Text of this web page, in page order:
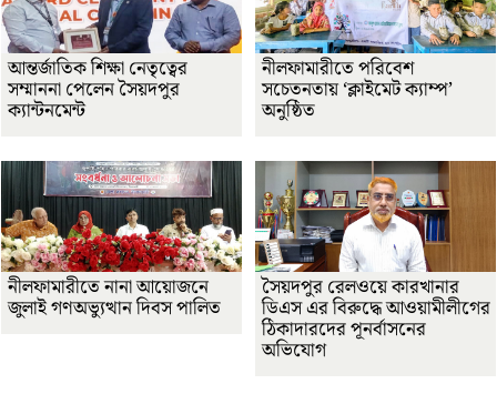
আন্তর্জাতিক শিক্ষা নেতৃত্বের
সম্মাননা পেলেন সৈয়দপুর
ক্যান্টনমেন্ট
নীলফামারীতে পরিবেশ
সচেতনতায় ‘ক্লাইমেট ক্যাম্প’
অনুষ্ঠিত
নীলফামারীতে নানা আয়োজনে
জুলাই গণঅভ্যুত্থান দিবস পালিত
সৈয়দপুর রেলওয়ে কারখানার
ডিএস এর বিরুদ্ধে আওয়ামীলীগের
ঠিকাদারদের পূনর্বাসনের
অভিযোগ